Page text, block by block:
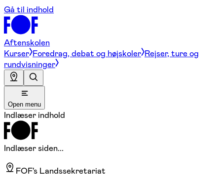
Gå til indhold
Aftenskolen
Kurser Foredrag, debat og højskoler Rejser, ture og
rundvisninger
Open menu
Indlæser indhold
Indlæser siden...
FOF's Landssekretariat